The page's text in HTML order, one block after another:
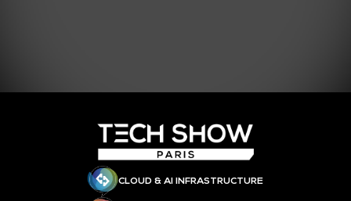
CLOUD & AI INFRASTRUCTURE